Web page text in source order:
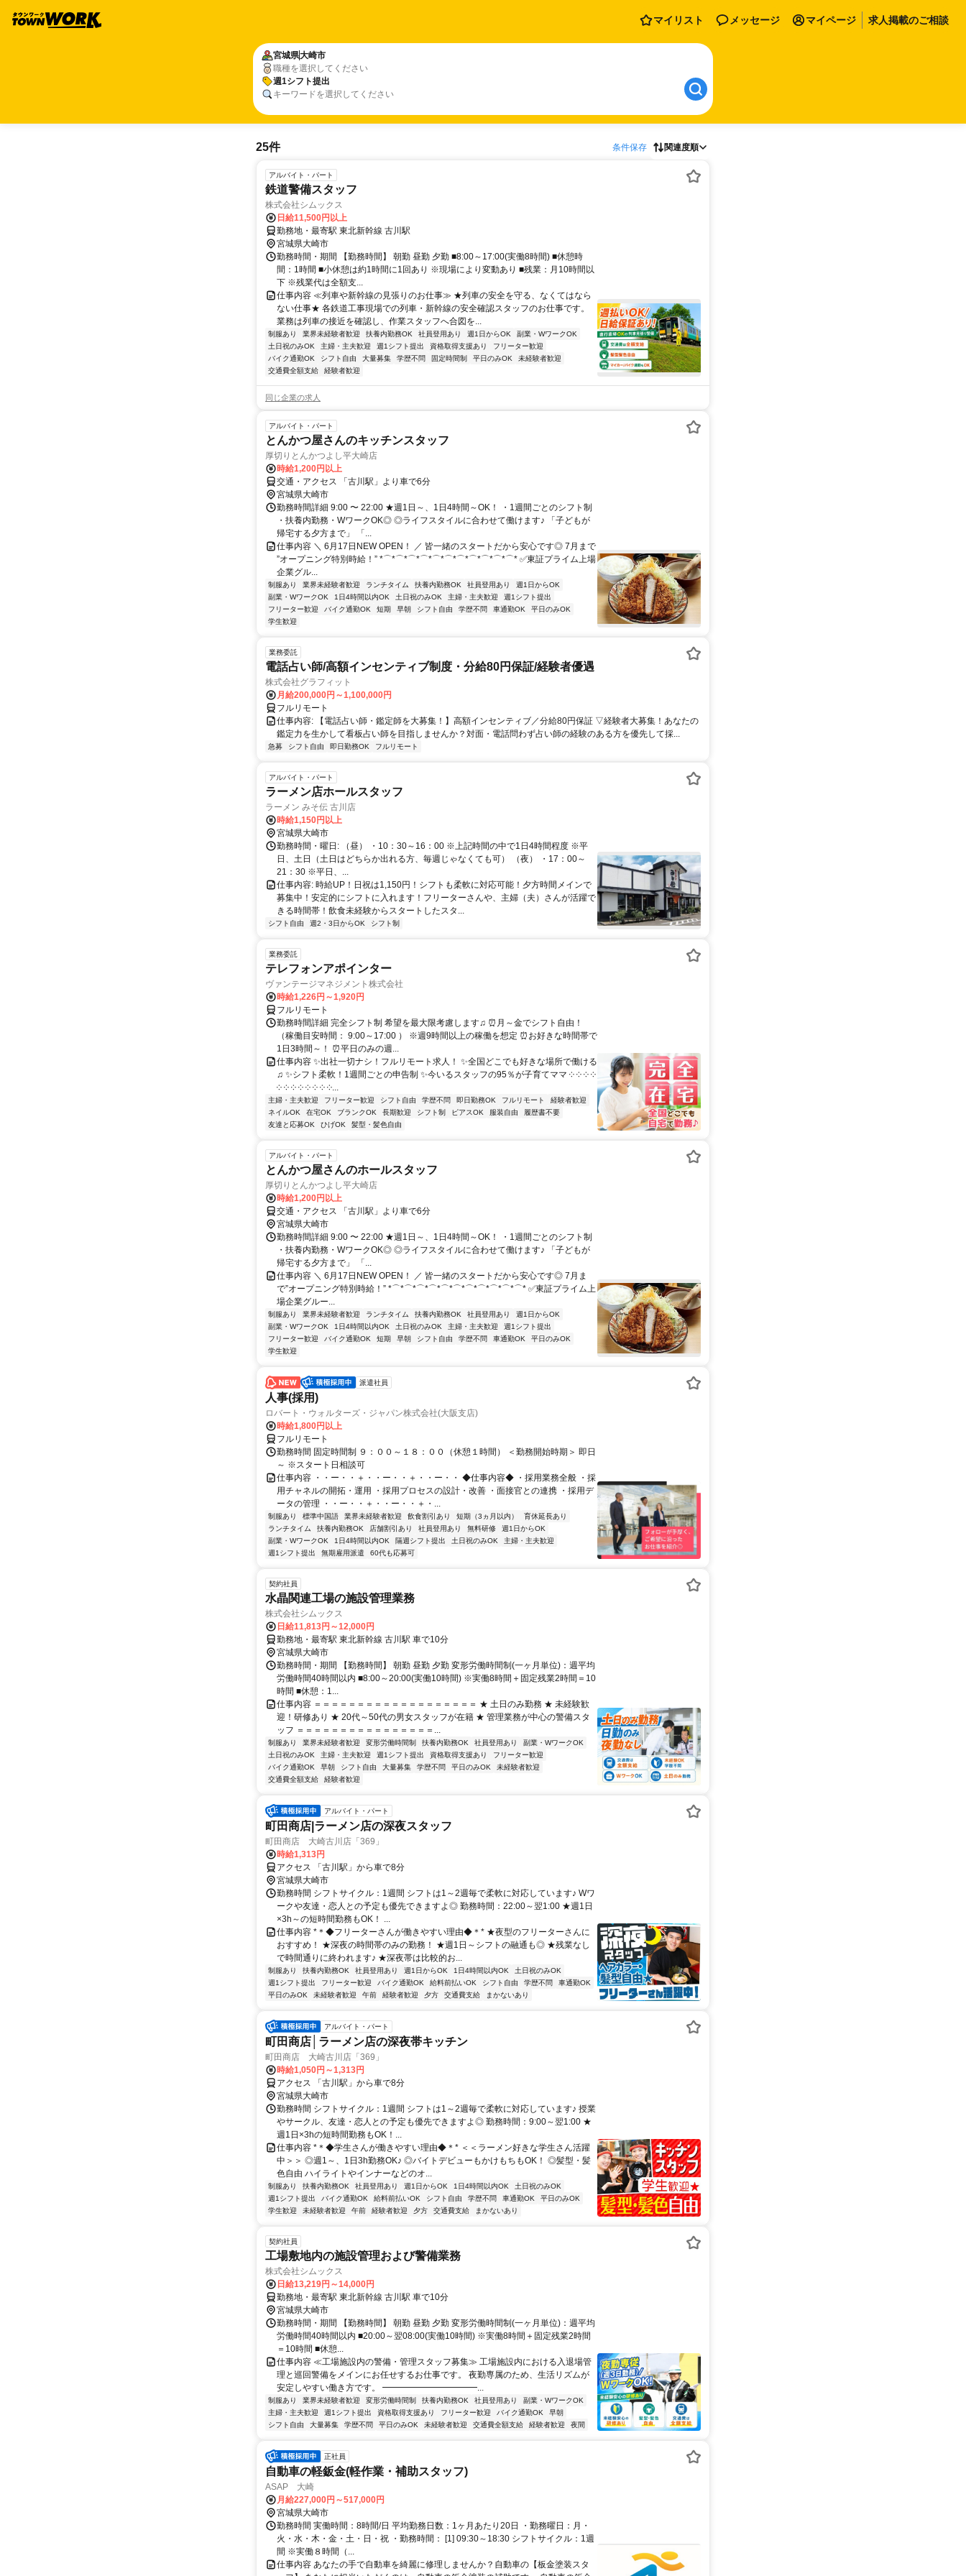
マイリスト メッセージ マイページ 求人掲載のご相談
宮城県大崎市
職種を選択してください
週1シフト提出
キーワードを選択してください
25件 条件保存 関連度順
アルバイト・パート
鉄道警備スタッフ
株式会社シムックス
日給11,500円以上
勤務地・最寄駅 東北新幹線 古川駅
宮城県大崎市
勤務時間・期間 【勤務時間】 朝勤 昼勤 夕勤 ■8:00～17:00(実働8時間) ■休憩時
間：1時間 ■小休憩は約1時間に1回あり ※現場により変動あり ■残業：月10時間以
下 ※残業代は全額支...
仕事内容 ≪列車や新幹線の見張りのお仕事≫ ★列車の安全を守る、なくてはなら
ない仕事★ 各鉄道工事現場での列車・新幹線の安全確認スタッフのお仕事です。
業務は列車の接近を確認し、作業スタッフへ合図を...
制服あり 業界未経験者歓迎 扶養内勤務OK 社員登用あり 週1日からOK
副業・WワークOK
土日祝のみOK
主婦・主夫歓迎 週1シフト提出 資格取得支援あり
フリーター歓迎
バイク通勤OK
シフト自由 大量募集 学歴不問 固定時間制 平日のみOK
未経験者歓迎
交通費全額支給
経験者歓迎
同じ企業の求人
アルバイト・パート
とんかつ屋さんのキッチンスタッフ
厚切りとんかつよし平大崎店
時給1,200円以上
交通・アクセス 「古川駅」より車で6分
宮城県大崎市
勤務時間詳細 9:00 〜 22:00 ★週1日～、1日4時間～OK！ ・1週間ごとのシフト制
・扶養内勤務・WワークOK◎ ◎ライフスタイルに合わせて働けます♪ 「子どもが
帰宅する夕方まで」 「...
仕事内容 ＼ 6月17日NEW OPEN！ ／ 皆一緒のスタートだから安心です◎ 7月まで
”オープニング特別時給！” *⌒*⌒*⌒*⌒*⌒*⌒*⌒*⌒*⌒*⌒*⌒* ✅東証プライム上場
企業グル...
制服あり 業界未経験者歓迎 ランチタイム 扶養内勤務OK 社員登用あり
週1日からOK
副業・WワークOK
1日4時間以内OK 土日祝のみOK 主婦・主夫歓迎
週1シフト提出
フリーター歓迎
バイク通勤OK 短期 早朝 シフト自由 学歴不問 車通勤OK
平日のみOK
学生歓迎
業務委託
電話占い師/高額インセンティブ制度・分給80円保証/経験者優遇
株式会社グラフィット
月給200,000円～1,100,000円
フルリモート
仕事内容: 【電話占い師・鑑定師を大募集！】高額インセンティブ／分給80円保証 ▽経験者大募集！あなたの
鑑定力を生かして看板占い師を目指しませんか？対面・電話問わず占い師の経験のある方を優先して採...
急募 シフト自由 即日勤務OK フルリモート
アルバイト・パート
ラーメン店ホールスタッフ
ラーメン みそ伝 古川店
時給1,150円以上
宮城県大崎市
勤務時間・曜日: （昼） ・10：30～16：00 ※上記時間の中で1日4時間程度 ※平
日、土日（土日はどちらか出れる方、毎週じゃなくても可） （夜） ・17：00～
21：30 ※平日、...
仕事内容: 時給UP！日祝は1,150円！シフトも柔軟に対応可能！夕方時間メインで
募集中！安定的にシフトに入れます！フリーターさんや、主婦（夫）さんが活躍で
きる時間帯！飲食未経験からスタートしたスタ...
シフト自由 週2・3日からOK シフト制
業務委託
テレフォンアポインター
ヴァンテージマネジメント株式会社
時給1,226円～1,920円
フルリモート
勤務時間詳細 完全シフト制 希望を最大限考慮します♫ ⏰月～金でシフト自由！
（稼働目安時間： 9:00～17:00 ） ※週9時間以上の稼働を想定 ⏰お好きな時間帯で
1日3時間～！ ⏰平日のみの週...
仕事内容 ✨出社一切ナシ！フルリモート求人！ ✨全国どこでも好きな場所で働ける
♫ ✨シフト柔軟！1週間ごとの申告制 ✨今いるスタッフの95％が子育てママ ༶ ༶ ༶ ༶
༶ ༶ ༶ ༶ ༶ ༶ ༶ ༶...
主婦・主夫歓迎 フリーター歓迎 シフト自由 学歴不問 即日勤務OK フルリモート
経験者歓迎
ネイルOK
在宅OK ブランクOK 長期歓迎 シフト制 ピアスOK 服装自由
履歴書不要
友達と応募OK
ひげOK 髪型・髪色自由
アルバイト・パート
とんかつ屋さんのホールスタッフ
厚切りとんかつよし平大崎店
時給1,200円以上
交通・アクセス 「古川駅」より車で6分
宮城県大崎市
勤務時間詳細 9:00 〜 22:00 ★週1日～、1日4時間～OK！ ・1週間ごとのシフト制
・扶養内勤務・WワークOK◎ ◎ライフスタイルに合わせて働けます♪ 「子どもが
帰宅する夕方まで」 「...
仕事内容 ＼ 6月17日NEW OPEN！ ／ 皆一緒のスタートだから安心です◎ 7月ま
で”オープニング特別時給！” *⌒*⌒*⌒*⌒*⌒*⌒*⌒*⌒*⌒*⌒*⌒* ✅東証プライム上
場企業グルー...
制服あり 業界未経験者歓迎 ランチタイム 扶養内勤務OK 社員登用あり
週1日からOK
副業・WワークOK
1日4時間以内OK 土日祝のみOK 主婦・主夫歓迎
週1シフト提出
フリーター歓迎
バイク通勤OK 短期 早朝 シフト自由 学歴不問 車通勤OK
平日のみOK
学生歓迎
派遣社員
人事(採用)
ロバート・ウォルターズ・ジャパン株式会社(大阪支店)
時給1,800円以上
フルリモート
勤務時間 固定時間制 ９：００～１８：００（休憩１時間） ＜勤務開始時期＞ 即日
～ ※スタート日相談可
仕事内容 ・・ー・・＋・・ー・・＋・・ー・・ ◆仕事内容◆ ・採用業務全般 ・採
用チャネルの開拓・運用 ・採用プロセスの設計・改善 ・面接官との連携 ・採用デ
ータの管理 ・・ー・・＋・・ー・・＋・...
制服あり 標準中国語 業界未経験者歓迎 飲食割引あり 短期（3ヵ月以内）
育休延長あり
ランチタイム
扶養内勤務OK 店舗割引あり 社員登用あり 無料研修
週1日からOK
副業・WワークOK
1日4時間以内OK 隔週シフト提出 土日祝のみOK
主婦・主夫歓迎
週1シフト提出
無期雇用派遣 60代も応募可
契約社員
水晶関連工場の施設管理業務
株式会社シムックス
日給11,813円～12,000円
勤務地・最寄駅 東北新幹線 古川駅 車で10分
宮城県大崎市
勤務時間・期間 【勤務時間】 朝勤 昼勤 夕勤 変形労働時間制(一ヶ月単位)：週平均
労働時間40時間以内 ■8:00～20:00(実働10時間) ※実働8時間＋固定残業2時間＝10
時間 ■休憩：1...
仕事内容 ＝＝＝＝＝＝＝＝＝＝＝＝＝＝＝＝＝＝＝ ★ 土日のみ勤務 ★ 未経験歓
迎！研修あり ★ 20代～50代の男女スタッフが在籍 ★ 管理業務が中心の警備スタ
ッフ ＝＝＝＝＝＝＝＝＝＝＝＝＝＝＝＝...
制服あり 業界未経験者歓迎 変形労働時間制 扶養内勤務OK 社員登用あり
副業・WワークOK
土日祝のみOK
主婦・主夫歓迎 週1シフト提出 資格取得支援あり
フリーター歓迎
バイク通勤OK
早朝 シフト自由 大量募集 学歴不問 平日のみOK
未経験者歓迎
交通費全額支給
経験者歓迎
アルバイト・パート
町田商店|ラーメン店の深夜スタッフ
町田商店 大崎古川店「369」
時給1,313円
アクセス 「古川駅」から車で8分
宮城県大崎市
勤務時間 シフトサイクル：1週間 シフトは1～2週毎で柔軟に対応しています♪ Wワ
ークや友達・恋人との予定も優先できますよ◎ 勤務時間：22:00～翌1:00 ★週1日
×3h～の短時間勤務もOK！ ...
仕事内容 *＊◆フリーターさんが働きやすい理由◆＊* ★夜型のフリーターさんに
おすすめ！ ★深夜の時間帯のみの勤務！ ★週1日～シフトの融通も◎ ★残業なし
で時間通りに終われます♪ ★深夜帯は比較的お...
制服あり 扶養内勤務OK 社員登用あり 週1日からOK 1日4時間以内OK
土日祝のみOK
週1シフト提出
フリーター歓迎 バイク通勤OK 給料前払いOK シフト自由 学歴不問
車通勤OK
平日のみOK
未経験者歓迎 午前 経験者歓迎 夕方 交通費支給 まかないあり
アルバイト・パート
町田商店│ラーメン店の深夜帯キッチン
町田商店 大崎古川店「369」
時給1,050円～1,313円
アクセス 「古川駅」から車で8分
宮城県大崎市
勤務時間 シフトサイクル：1週間 シフトは1～2週毎で柔軟に対応しています♪ 授業
やサークル、友達・恋人との予定も優先できますよ◎ 勤務時間：9:00～翌1:00 ★
週1日×3hの短時間勤務もOK！...
仕事内容 *＊◆学生さんが働きやすい理由◆＊* ＜＜ラーメン好きな学生さん活躍
中＞＞ ◎週1～、1日3h勤務OK♪ ◎バイトデビューもかけもちもOK！ ◎髪型・髪
色自由 ハイライトやインナーなどのオ...
制服あり 扶養内勤務OK 社員登用あり 週1日からOK 1日4時間以内OK
土日祝のみOK
週1シフト提出
バイク通勤OK 給料前払いOK シフト自由 学歴不問 車通勤OK
平日のみOK
学生歓迎
未経験者歓迎 午前 経験者歓迎 夕方 交通費支給 まかないあり
契約社員
工場敷地内の施設管理および警備業務
株式会社シムックス
日給13,219円～14,000円
勤務地・最寄駅 東北新幹線 古川駅 車で10分
宮城県大崎市
勤務時間・期間 【勤務時間】 朝勤 昼勤 夕勤 変形労働時間制(一ヶ月単位)：週平均
労働時間40時間以内 ■20:00～翌08:00(実働10時間) ※実働8時間＋固定残業2時間
＝10時間 ■休憩...
仕事内容 ≪工場施設内の警備・管理スタッフ募集≫ 工場施設内における入退場管
理と巡回警備をメインにお任せするお仕事です。 夜勤専属のため、生活リズムが
安定しやすい働き方です。 ━━━━━━━━━━━...
制服あり 業界未経験者歓迎 変形労働時間制 扶養内勤務OK 社員登用あり
副業・WワークOK
主婦・主夫歓迎
週1シフト提出 資格取得支援あり フリーター歓迎 バイク通勤OK
早朝
シフト自由
大量募集 学歴不問 平日のみOK 未経験者歓迎 交通費全額支給 経験者歓迎 夜間
正社員
自動車の軽鈑金(軽作業・補助スタッフ)
ASAP 大崎
月給227,000円～517,000円
宮城県大崎市
勤務時間 実働時間：8時間/日 平均勤務日数：1ヶ月あたり20日 ・勤務曜日：月・
火・水・木・金・土・日・祝 ・勤務時間： [1] 09:30～18:30 シフトサイクル：1週
間 ※実働８時間（...
仕事内容 あなたの手で自動車を綺麗に修理しませんか？自動車の【板金塗装スタ